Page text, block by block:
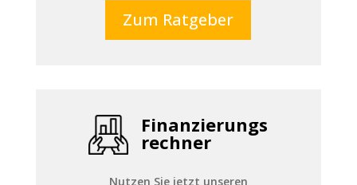
Zum Ratgeber
Finanzierungs
rechner
Nutzen Sie jetzt unseren